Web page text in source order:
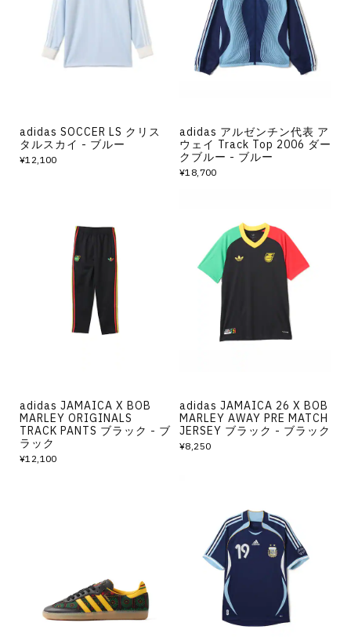
adidas SOCCER LS クリス
タルスカイ - ブルー
¥12,100
adidas アルゼンチン代表 ア
ウェイ Track Top 2006 ダー
クブルー - ブルー
¥18,700
adidas JAMAICA X BOB
MARLEY ORIGINALS
TRACK PANTS ブラック - ブ
ラック
¥12,100
adidas JAMAICA 26 X BOB
MARLEY AWAY PRE MATCH
JERSEY ブラック - ブラック
¥8,250